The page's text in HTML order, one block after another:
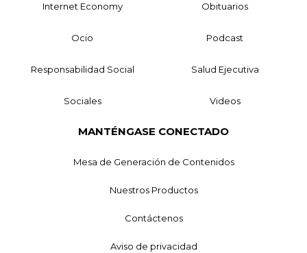
Internet Economy Obituarios
Ocio Podcast
Responsabilidad Social Salud Ejecutiva
Sociales Videos
MANTÉNGASE CONECTADO
Mesa de Generación de Contenidos
Nuestros Productos
Contáctenos
Aviso de privacidad